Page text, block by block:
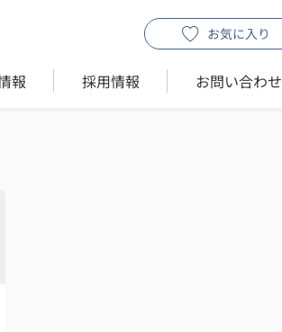
お気に入り
報 採用情報 お問い合わせ